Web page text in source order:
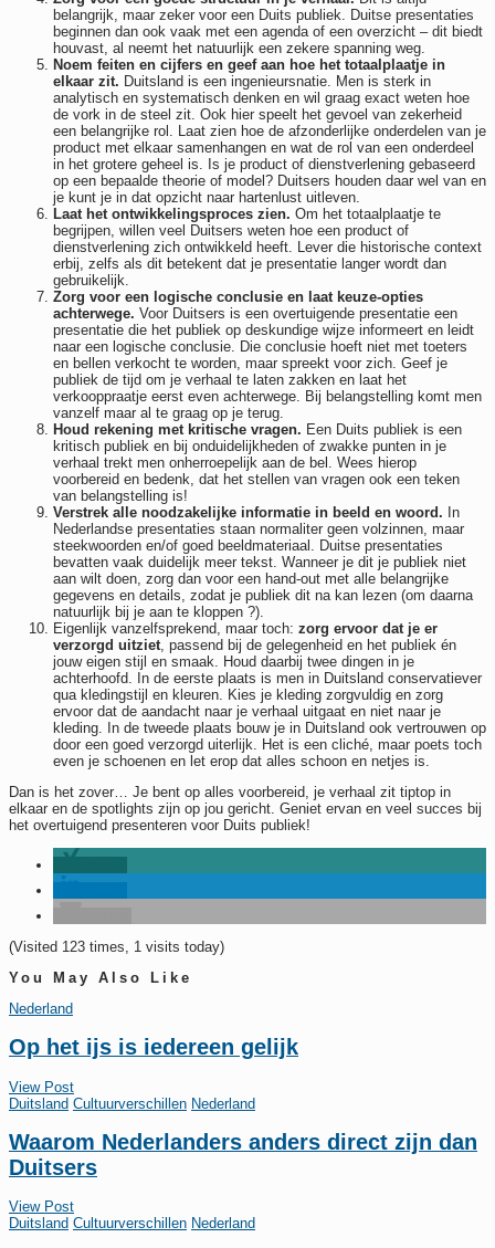
belangrijk, maar zeker voor een Duits publiek. Duitse presentaties
beginnen dan ook vaak met een agenda of een overzicht – dit biedt
houvast, al neemt het natuurlijk een zekere spanning weg.
Noem feiten en cijfers en geef aan hoe het totaalplaatje in
elkaar zit. Duitsland is een ingenieursnatie. Men is sterk in
analytisch en systematisch denken en wil graag exact weten hoe
de vork in de steel zit. Ook hier speelt het gevoel van zekerheid
een belangrijke rol. Laat zien hoe de afzonderlijke onderdelen van je
product met elkaar samenhangen en wat de rol van een onderdeel
in het grotere geheel is. Is je product of dienstverlening gebaseerd
op een bepaalde theorie of model? Duitsers houden daar wel van en
je kunt je in dat opzicht naar hartenlust uitleven.
Laat het ontwikkelingsproces zien. Om het totaalplaatje te
begrijpen, willen veel Duitsers weten hoe een product of
dienstverlening zich ontwikkeld heeft. Lever die historische context
erbij, zelfs als dit betekent dat je presentatie langer wordt dan
gebruikelijk.
Zorg voor een logische conclusie en laat keuze-opties
achterwege. Voor Duitsers is een overtuigende presentatie een
presentatie die het publiek op deskundige wijze informeert en leidt
naar een logische conclusie. Die conclusie hoeft niet met toeters
en bellen verkocht te worden, maar spreekt voor zich. Geef je
publiek de tijd om je verhaal te laten zakken en laat het
verkooppraatje eerst even achterwege. Bij belangstelling komt men
vanzelf maar al te graag op je terug.
Houd rekening met kritische vragen. Een Duits publiek is een
kritisch publiek en bij onduidelijkheden of zwakke punten in je
verhaal trekt men onherroepelijk aan de bel. Wees hierop
voorbereid en bedenk, dat het stellen van vragen ook een teken
van belangstelling is!
Verstrek alle noodzakelijke informatie in beeld en woord. In
Nederlandse presentaties staan normaliter geen volzinnen, maar
steekwoorden en/of goed beeldmateriaal. Duitse presentaties
bevatten vaak duidelijk meer tekst. Wanneer je dit je publiek niet
aan wilt doen, zorg dan voor een hand-out met alle belangrijke
gegevens en details, zodat je publiek dit na kan lezen (om daarna
natuurlijk bij je aan te kloppen ?).
Eigenlijk vanzelfsprekend, maar toch: zorg ervoor dat je er
verzorgd uitziet, passend bij de gelegenheid en het publiek én
jouw eigen stijl en smaak. Houd daarbij twee dingen in je
achterhoofd. In de eerste plaats is men in Duitsland conservatiever
qua kledingstijl en kleuren. Kies je kleding zorgvuldig en zorg
ervoor dat de aandacht naar je verhaal uitgaat en niet naar je
kleding. In de tweede plaats bouw je in Duitsland ook vertrouwen op
door een goed verzorgd uiterlijk. Het is een cliché, maar poets toch
even je schoenen en let erop dat alles schoon en netjes is.
Dan is het zover… Je bent op alles voorbereid, je verhaal zit tiptop in
elkaar en de spotlights zijn op jou gericht. Geniet ervan en veel succes bij
het overtuigend presenteren voor Duits publiek!
(Visited 123 times, 1 visits today)
You May Also Like
Nederland
Op het ijs is iedereen gelijk
View Post
Duitsland Cultuurverschillen Nederland
Waarom Nederlanders anders direct zijn dan
Duitsers
View Post
Duitsland Cultuurverschillen Nederland